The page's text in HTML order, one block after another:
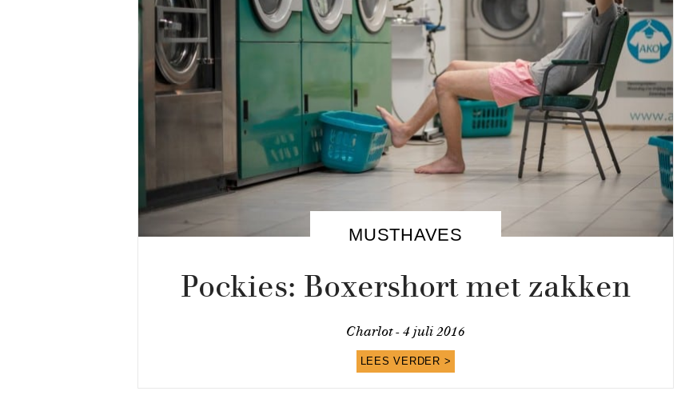
MUSTHAVES
Pockies: Boxershort met zakken
Charlot - 4 juli 2016
LEES VERDER >